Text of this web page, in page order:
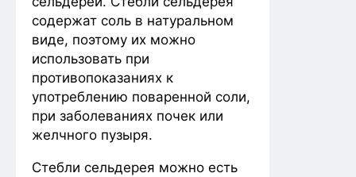
содержат соль в натуральном
виде, поэтому их можно
использовать при
противопоказаниях к
употреблению поваренной соли,
при заболеваниях почек или
желчного пузыря.
Стебли сельдерея можно есть